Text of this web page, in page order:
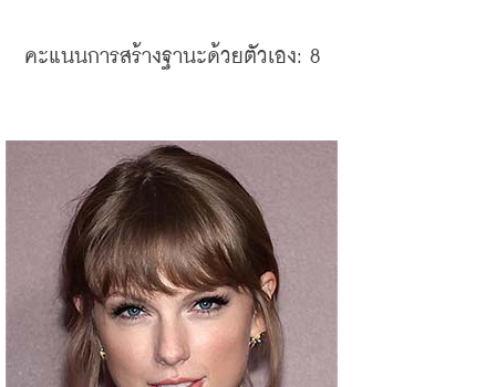
คะแนนการสร้างฐานะด้วยตัวเอง: 8